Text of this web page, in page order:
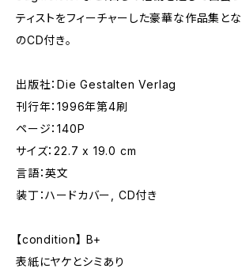
ティストをフィーチャーした豪華な作品集とな
のCD付き。
出版社：Die Gestalten Verlag
刊行年：1996年第4刷
ページ：140P
サイズ：22.7 x 19.0 cm
言語：英文
装丁：ハードカバー, CD付き
【condition】 B+
表紙にヤケとシミあり